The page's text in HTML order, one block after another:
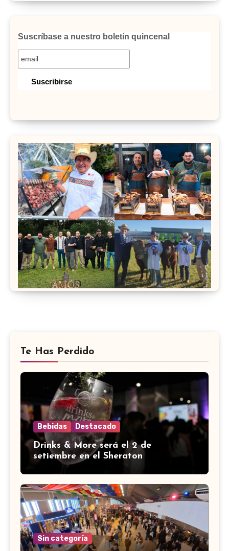
Suscríbase a nuestro boletín quincenal
Te Has Perdido
Bebidas Destacado
Drinks & More será el 2 de
setiembre en el Sheraton
Sin categoría